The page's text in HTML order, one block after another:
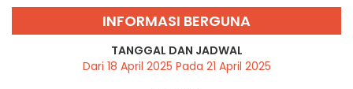
INFORMASI BERGUNA
TANGGAL DAN JADWAL
Dari 18 April 2025 Pada 21 April 2025